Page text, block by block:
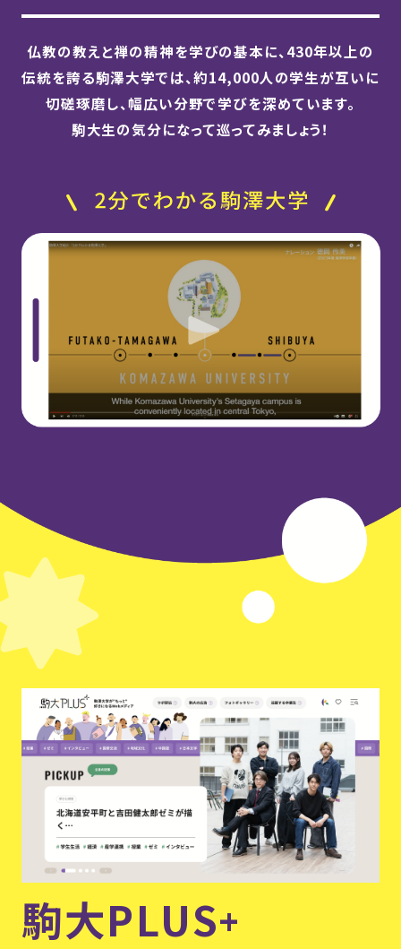
仏教の教えと禅の精神を学びの基本に、430年以上の
伝統を誇る駒澤大学では、約14,000人の学生が互いに
切磋琢磨し、幅広い分野で学びを深めています。
駒大生の気分になって巡ってみましょう！
駒大PLUS+